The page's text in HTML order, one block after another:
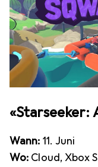
«Starseeker:
Wann: 11. Juni
Wo: Cloud, Xbox